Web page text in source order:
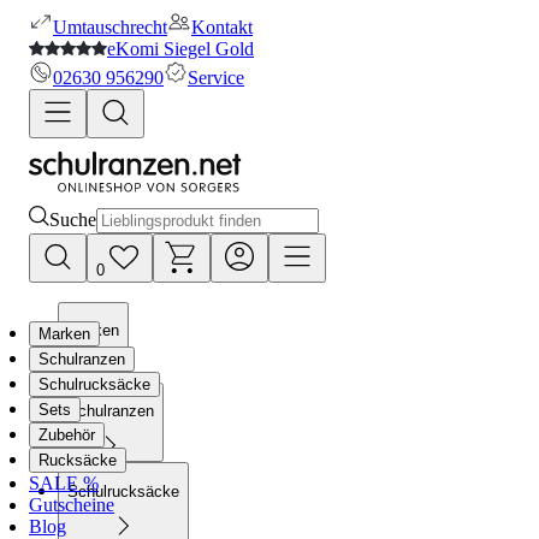
Umtauschrecht
Kontakt
eKomi Siegel Gold
02630 956290
Service
Suche
0
Marken
Schulranzen
Schulrucksäcke
Marken
Schulranzen
Schulrucksäcke
Sets
Zubehör
Rucksäcke
SALE %
Gutscheine
Blog